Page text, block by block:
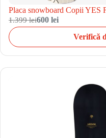
Placa snowboard Copii YES
1.399 lei600 lei
Verifică